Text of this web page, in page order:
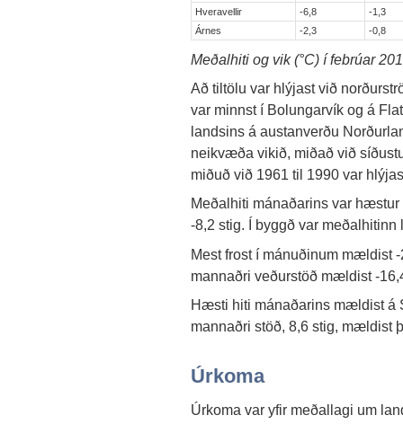
Hveravellir
-6,8
-1,3
Árnes
-2,3 -0,8
Meðalhiti og vik (°C) í febrúar
Að tiltölu var hlýjast við
var minnst í Bolungarvík og á
landsins á austanverðu
neikvæða vikið, miðað við
miðuð við 1961 til 1990 var
Meðalhiti mánaðarins var
-8,2 stig. Í byggð var
Mest frost í mánuðinum mældist
mannaðri veðurstöð mældist -
Hæsti hiti mánaðarins mældist á
mannaðri stöð, 8,6 stig, mældist
Úrkoma
Úrkoma var yfir meðallagi um